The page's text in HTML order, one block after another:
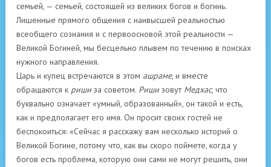
семьей, — семьей, состоящей из великих богов и богинь.
Лишенные прямого общения с наивысшей реальностью
всеобщего сознания и с первоосновой этой реальности —
Великой Богиней, мы бесцельно плывем по течению в поисках
нужного направления.
Царь и купец встречаются в этом ашраме, и вместе
обращаются к ришиза советом. Ришизовут Медхас, что
буквально означает «умный, образованный», он такой и есть,
как и предполагает его имя. Он просит своих гостей не
беспокоиться: «Сейчас я расскажу вам несколько историй о
Великой Богине, потому что, как вы скоро поймете, когда у
богов есть проблема, которую они сами не могут решить, они